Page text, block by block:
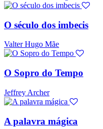
O século dos imbecis
Valter Hugo Mãe
O Sopro do Tempo
Jeffrey Archer
A palavra mágica